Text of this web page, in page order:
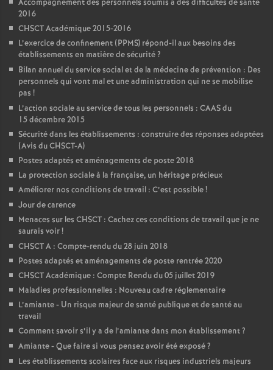
Accompagnement des personnels soumis à des difficultés de santé
2016
CHSCT Académique 2015-2016
L’exercice de confinement (PPMS) répond-il aux besoins des
établissements en matière de sécurité?
Bilan annuel du service social et de la médecine de prévention : Des
personnels qui vont mal et une administration qui ne se mobilise
pas !
L’action sociale au service de tous les personnels : CAAS du
15 décembre 2015
Sécurité dans les établissements : construire des réponses adaptées
(Avis du CHSCT-A)
Postes adaptés et aménagements de poste 2018
La protection sociale à la française, un héritage précieux
Améliorer nos conditions de travail : C’est possible!
Jour de carence
Menaces sur les CHSCT : Cachez ces conditions de travail que je ne
saurais voir!
CHSCT A : Compte-rendu du 28 juin 2018
Postes adaptés et aménagements de poste rentrée 2020
CHSCT Académique : Compte Rendu du 05 juillet 2019
Maladies professionnelles : Nouveau cadre réglementaire
L’amiante - Un risque majeur de santé publique et de santé au
travail
Comment savoir s’il y a de l’amiante dans mon établissement?
Amiante - Que faire si vous pensez avoir été exposé?
Les établissements scolaires face aux risques industriels majeurs